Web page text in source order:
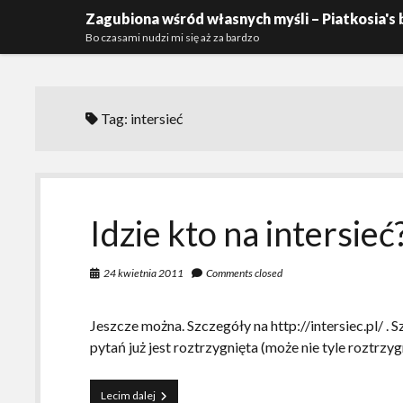
Zagubiona wśród własnych myśli – Piatkosia's
Bo czasami nudzi mi się aż za bardzo
Tag: intersieć
Idzie kto na
24 kwietnia 2011 Comments closed
Jeszcze można. Szczegóły na http://intersiec.pl/ .
pytań już jest roztrzygnięta (może nie tyle
Lecim dalejIdzie